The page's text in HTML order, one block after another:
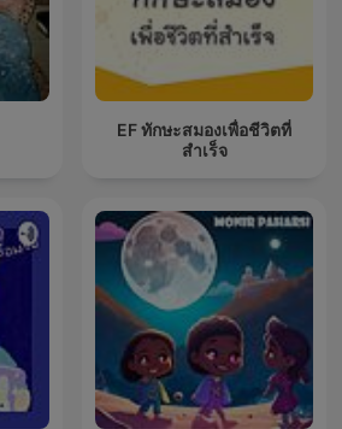
EF ทักษะสมองเพื่อชีวิตที่
สำเร็จ